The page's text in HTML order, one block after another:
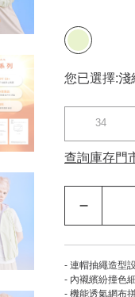
您已選擇:淺
34
查詢庫存門
–
- 連帽抽繩造型
- 內襯繽紛撞色
- 機能透氣網布